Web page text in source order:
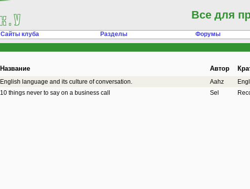
Все для
Сайты клуба Разделы Форумы
Название Автор
English language and its culture of conversation. Aahz
10 things never to say on a business call
Sel